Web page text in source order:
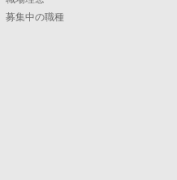
募集中の職種